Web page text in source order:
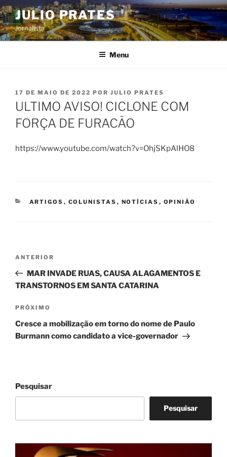
Pular
para
o
conteúdo
JULIO PRATES
Jornalista
Menu
PUBLICADO
EM
17 DE MAIO DE 2022 POR JULIO PRATES
ULTIMO AVISO! CICLONE COM
FORÇA DE FURACÃO
https://www.youtube.com/watch?v=OhjSKpAlHO8
CATEGORIAS
ARTIGOS , COLUNISTAS , NOTÍCIAS , OPINIÃO
Post
Post
anterior
ANTERIOR
MAR INVADE RUAS, CAUSA ALAGAMENTOS E
TRANSTORNOS EM SANTA CATARINA
Próximo
post
PRÓXIMO
Cresce a mobilização em torno do nome de Paulo
Burmann como candidato a vice-governador
Pesquisar
Pesquisar